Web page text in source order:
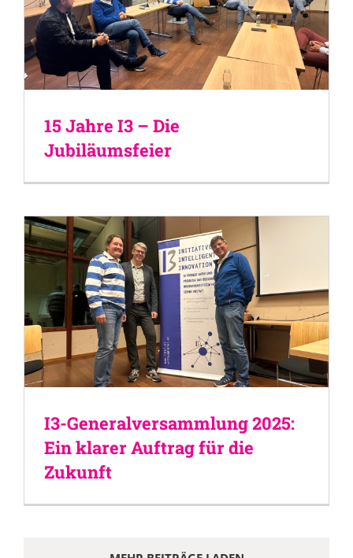
15 Jahre I3 – Die
Jubiläumsfeier
I3-Generalversammlung 2025:
Ein klarer Auftrag für die
Zukunft